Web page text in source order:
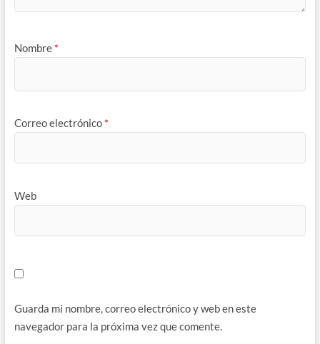
Nombre *
Correo electrónico *
Web
Guarda mi nombre, correo electrónico y web en este
navegador para la próxima vez que comente.